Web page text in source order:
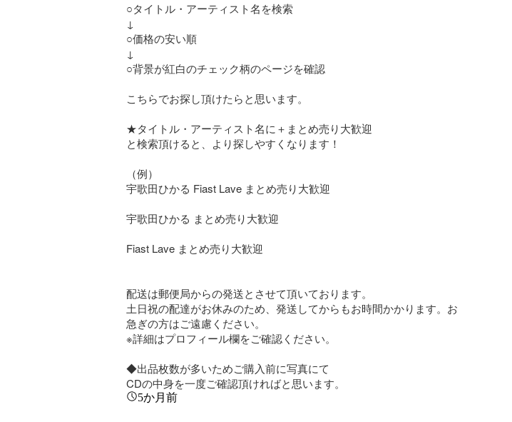
○タイトル・アーティスト名を検索
↓
○価格の安い順
↓
○背景が紅白のチェック柄のページを確認
こちらでお探し頂けたらと思います。
★タイトル・アーティスト名に＋まとめ売り大歓迎
と検索頂けると、より探しやすくなります！
（例）
宇歌田ひかる Fiast Lave まとめ売り大歓迎
宇歌田ひかる まとめ売り大歓迎
Fiast Lave まとめ売り大歓迎
配送は郵便局からの発送とさせて頂いております。
土日祝の配達がお休みのため、発送してからもお時間かかります。お
急ぎの方はご遠慮ください。
※詳細はプロフィール欄をご確認ください。
◆出品枚数が多いためご購入前に写真にて
CDの中身を一度ご確認頂ければと思います。
5か月前